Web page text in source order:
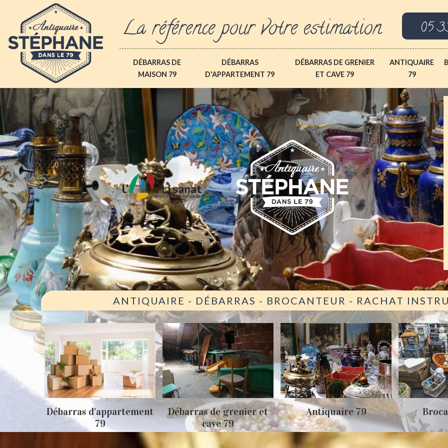
La référence pour votre estimation 05
DÉBARRAS DE
MAISON 79
DÉBARRAS
D'APPARTEMENT 79
DÉBARRAS DE GRENIER
ET CAVE 79
ANTIQUAIRE
79
ANTIQUAIRE - DÉBARRAS - BROCANTEUR - RACHAT
Débarras d'appartement
79
Débarras de grenier et
cave 79
Antiquaire 79